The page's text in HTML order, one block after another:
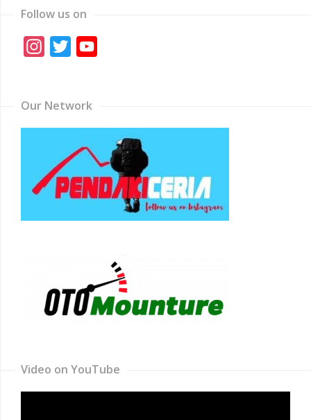
Follow us on
Instagram
Twitter
Our Network
Video on YouTube